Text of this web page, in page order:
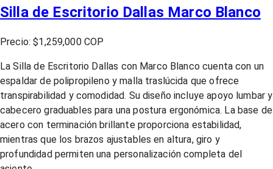
Silla de Escritorio Dallas Marco Blanco
Precio: $1,259,000 COP
La Silla de Escritorio Dallas con Marco Blanco cuenta con un
espaldar de polipropileno y malla traslúcida que ofrece
transpirabilidad y comodidad. Su diseño incluye apoyo lumbar y
cabecero graduables para una postura ergonómica. La base de
acero con terminación brillante proporciona estabilidad,
mientras que los brazos ajustables en altura, giro y
profundidad permiten una personalización completa del